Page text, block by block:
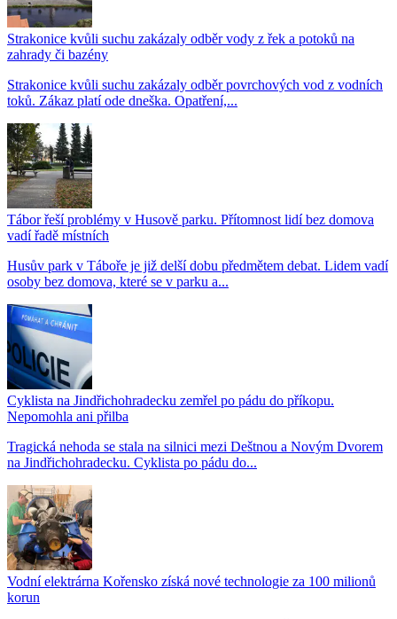
Strakonice kvůli suchu zakázaly odběr vody z řek a potoků na
zahrady či bazény
Strakonice kvůli suchu zakázaly odběr povrchových vod z vodních
toků. Zákaz platí ode dneška. Opatření,...
Tábor řeší problémy v Husově parku. Přítomnost lidí bez domova
vadí řadě místních
Husův park v Táboře je již delší dobu předmětem debat. Lidem vadí
osoby bez domova, které se v parku a...
Cyklista na Jindřichohradecku zemřel po pádu do příkopu.
Nepomohla ani přilba
Tragická nehoda se stala na silnici mezi Deštnou a Novým Dvorem
na Jindřichohradecku. Cyklista po pádu do...
Vodní elektrárna Kořensko získá nové technologie za 100 milionů
korun